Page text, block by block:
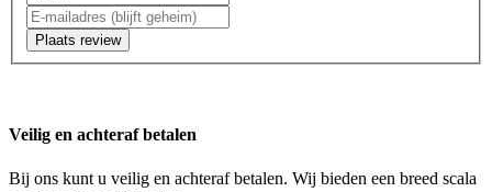
Plaats review
Veilig en achteraf betalen
Bij ons kunt u veilig en achteraf betalen. Wij bieden een breed scala